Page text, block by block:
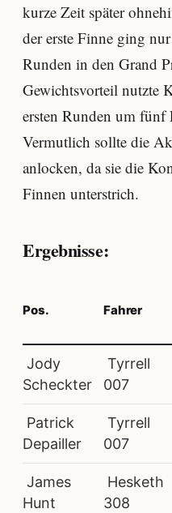
kurze Zeit später
der erste Finne ging
Runden in den Grand
Gewichtsvorteil nutzte
ersten Runden um fünf
Vermutlich sollte die
anlocken, da sie die
Finnen unterstrich.
Ergebnisse:
Pos. Fahrer
Jody
Scheckter
Tyrrell
007
Patrick
Depailler
Tyrrell
007
James
Hunt
Hesketh
308